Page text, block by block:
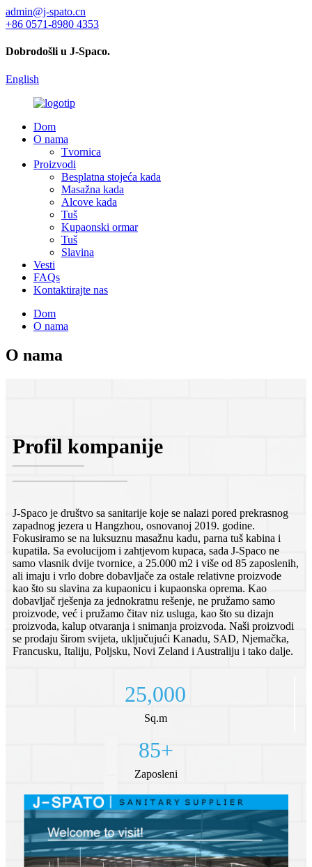
admin@j-spato.cn
+86 0571-8980 4353
Dobrodošli u J-Spaco.
English
Dom
O nama
Tvornica
Proizvodi
Besplatna stojeća kada
Masažna kada
Alcove kada
Tuš
Kupaonski ormar
Tuš
Slavina
Vesti
FAQs
Kontaktirajte nas
Dom
O nama
O nama
Profil kompanije
J-Spaco je društvo sa sanitarije koje se nalazi pored prekrasnog
zapadnog jezera u Hangzhou, osnovanoj 2019. godine.
Fokusiramo se na luksuznu masažnu kadu, parna tuš kabina i
kupatila. Sa evolucijom i zahtjevom kupaca, sada J-Spaco ne
samo vlasnik dvije tvornice, a 25.000 m2 i više od 85 zaposlenih,
ali imaju i vrlo dobre dobavljače za ostale relativne proizvode
kao što su slavina za kupaonicu i kupaonska oprema. Kao
dobavljač rješenja za jednokratnu rešenje, ne pružamo samo
proizvode, već i pružamo čitav niz usluga, kao što su dizajn
proizvoda, kalup otvaranja i snimanja proizvoda. Naši proizvodi
se prodaju širom svijeta, uključujući Kanadu, SAD, Njemačka,
Francusku, Italiju, Poljsku, Novi Zeland i Australiju i tako dalje.
25,000
Sq.m
85+
Zaposleni